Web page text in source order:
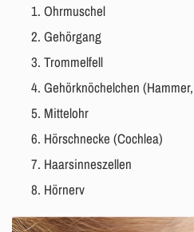
Ohrmuschel
Gehörgang
Trommelfell
Gehörknöchelchen
Mittelohr
Hörschnecke (Cochlea)
Haarsinneszellen
Hörnerv